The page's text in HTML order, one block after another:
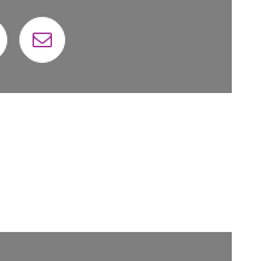
PinterestEmail